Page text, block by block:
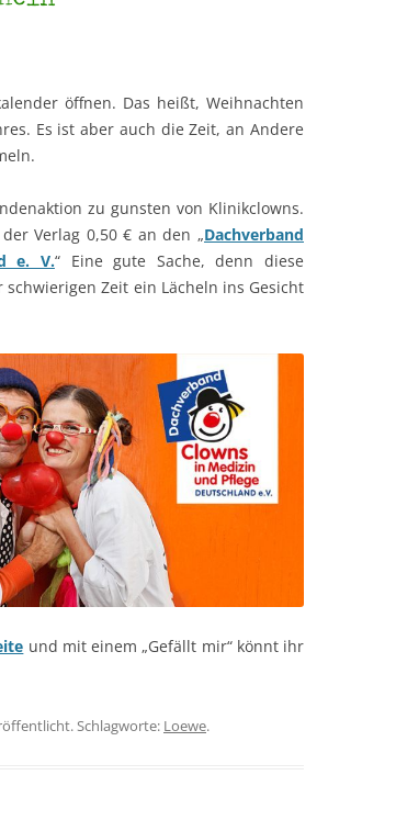
öffnen. Das heißt, Weihnachten
Es ist aber auch die Zeit, an Andere
zu gunsten von Klinikclowns.
Verlag 0,50 € an den „Dachverband
e. V.“ Eine gute Sache, denn diese
Zeit ein Lächeln ins Gesicht
und mit einem „Gefällt mir“ könnt ihr
Schlagworte: Loewe.